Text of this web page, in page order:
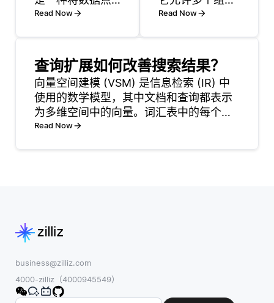
表示为连续多维
聚类中特别有
用，因为它将复
杂数据（比如词
语、图像或文
档）转化为传达
其语义意义的格
Read Now
或设备在保持数
个共享模型。在
遥感领域，这种
技术尤其有价
值，因为它使得
不同实体，如卫
Read Now
查询扩展如何改善搜索结果？
向量空间建模 (VSM) 是信息检索 (IR) 中
使用的数学模型，其中文档和查询都表示
为多维空间中的向量。词汇表中的每个术
语与一个维度相关联，并且每个维度的值
Read Now
business@zilliz.com
4000-zilliz（4000945549）